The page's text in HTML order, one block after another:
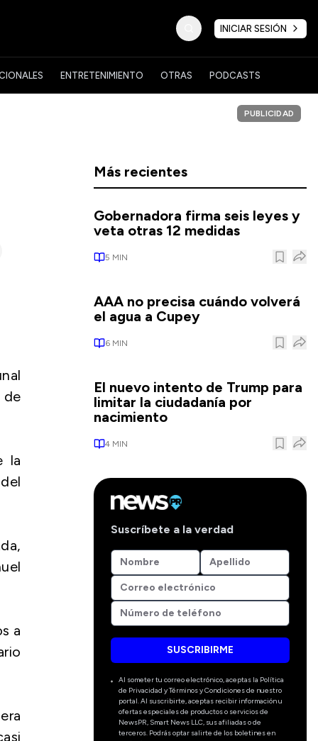
INICIAR SESIÓN
ENTRETENIMIENTO OTRAS PODCASTS
de
la
a
PUBLICIDAD
Más recientes
Gobernadora firma seis leyes y
veta otras 12 medidas
5 MIN
AAA no precisa cuándo volverá
el agua a Cupey
6 MIN
El nuevo intento de Trump para
limitar la ciudadanía por
nacimiento
4 MIN
Suscríbete a la verdad
SUSCRIBIRME
Al someter tu correo electrónico, aceptas la Política
de Privacidad y Términos y Condiciones de nuestro
portal. Al suscribirte, aceptas recibir información u
ofertas especiales de productos o servicios de
NewsPR, Smart News LLC, sus afiliadas o de
terceros. Podrás optar salirte de los boletines en